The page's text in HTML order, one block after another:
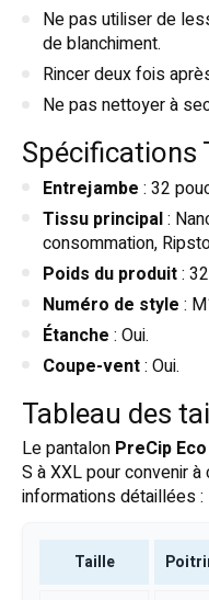
Ne pas utiliser de
de blanchiment.
Rincer deux fois
Ne pas nettoyer à
Spécifications
Entrejambe : 32
Tissu principal:
consommation,
Poids du produit:
Numéro de style :
Étanche : Oui.
Coupe-vent: Oui.
Tableau des
Le pantalon PreCip
S à XXL pour convenir
informations détaillées :
Taille